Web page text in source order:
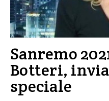
Sanremo
Botteri,
speciale